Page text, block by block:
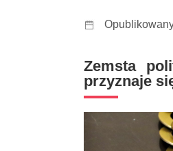
Zemsta
przyznaje